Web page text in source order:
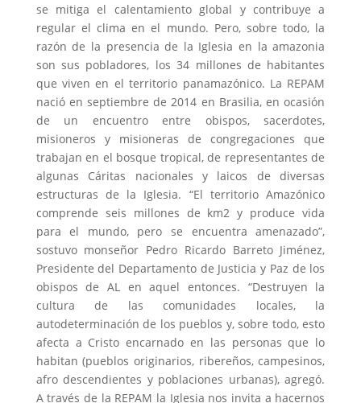
se mitiga el calentamiento global y contribuye a
regular el clima en el mundo. Pero, sobre todo, la
razón de la presencia de la Iglesia en la amazonia
son sus pobladores, los 34 millones de habitantes
que viven en el territorio panamazónico. La REPAM
nació en septiembre de 2014 en Brasilia, en ocasión
de un encuentro entre obispos, sacerdotes,
misioneros y misioneras de congregaciones que
trabajan en el bosque tropical, de representantes de
algunas Cáritas nacionales y laicos de diversas
estructuras de la Iglesia. “El territorio Amazónico
comprende seis millones de km2 y produce vida
para el mundo, pero se encuentra amenazado”,
sostuvo monseñor Pedro Ricardo Barreto Jiménez,
Presidente del Departamento de Justicia y Paz de los
obispos de AL en aquel entonces. “Destruyen la
cultura de las comunidades locales, la
autodeterminación de los pueblos y, sobre todo, esto
afecta a Cristo encarnado en las personas que lo
habitan (pueblos originarios, ribereños, campesinos,
afro descendientes y poblaciones urbanas), agregó.
A través de la REPAM la Iglesia nos invita a hacernos